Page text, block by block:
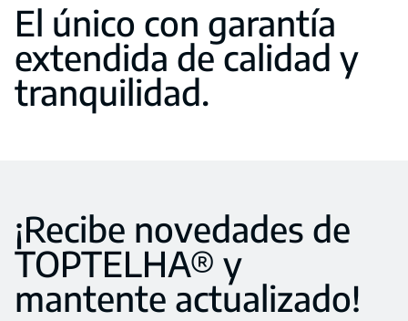
El único con garantía
extendida de calidad y
tranquilidad.
¡Recibe novedades de
TOPTELHA® y
mantente actualizado!